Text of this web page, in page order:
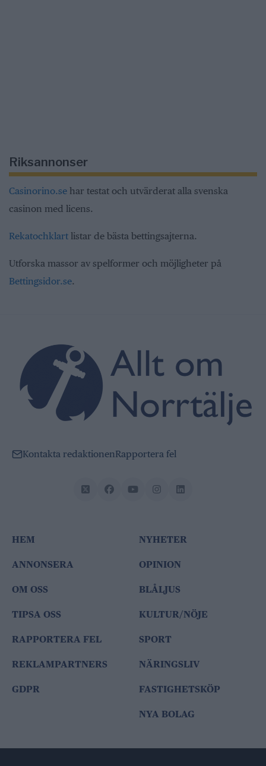
Riksannonser
Casinorino.se har testat och utvärderat alla svenska
casinon med licens.
Rekatochklart listar de bästa bettingsajterna.
Utforska massor av spelformer och möjligheter på
Bettingsidor.se.
Kontakta redaktionenRapportera fel
HEM
ANNONSERA
OM OSS
TIPSA OSS
RAPPORTERA FEL
REKLAMPARTNERS
GDPR
NYHETER
OPINION
BLÅLJUS
KULTUR/NÖJE
SPORT
NÄRINGSLIV
FASTIGHETSKÖP
NYA BOLAG